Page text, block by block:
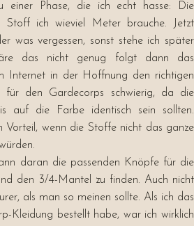
einer Phase, die ich echt hasse: Die
Stoff ich wieviel Meter brauche. Jetzt
was vergessen, sonst stehe ich später
das nicht genug folgt dann das
Internet in der Hoffnung den richtigen
den Gardecorps schwierig, da die
auf die Farbe identisch sein sollten.
Vorteil, wenn die Stoffe nicht das ganze
daran die passenden Knöpfe für die
den 3/4-Mantel zu finden. Auch nicht
als man so meinen sollte. Als ich das
Kleidung bestellt habe, war ich wirklich